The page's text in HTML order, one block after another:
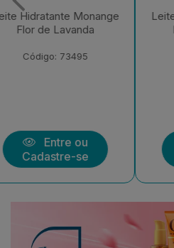
Leite Hidratante Monange
Frutas Vermelhas
Código: 73494
Entre ou
Cadastre-se